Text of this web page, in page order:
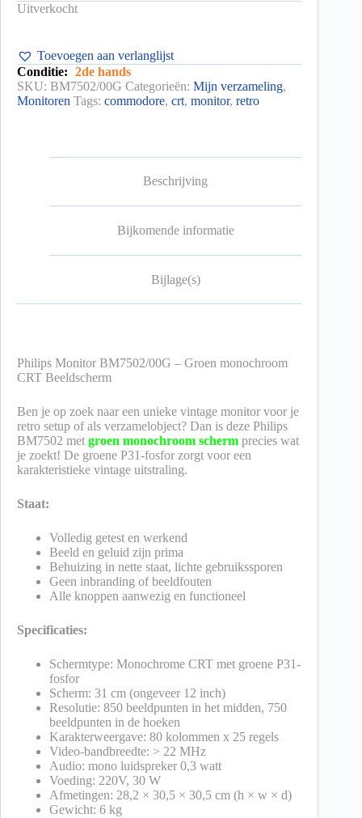
Uitverkocht
Toevoegen aan verlanglijst
Conditie: 2de hands
SKU: BM7502/00G Categorieën: Mijn verzameling,
Monitoren Tags: commodore, crt, monitor, retro
Beschrijving
Bijkomende informatie
Bijlage(s)
Philips Monitor BM7502/00G – Groen monochroom
CRT Beeldscherm
Ben je op zoek naar een unieke vintage monitor voor je
retro setup of als verzamelobject? Dan is deze Philips
BM7502 met groen monochroom scherm precies wat
je zoekt! De groene P31-fosfor zorgt voor een
karakteristieke vintage uitstraling.
Staat:
Volledig getest en werkend
Beeld en geluid zijn prima
Behuizing in nette staat, lichte gebruikssporen
Geen inbranding of beeldfouten
Alle knoppen aanwezig en functioneel
Specificaties:
Schermtype: Monochrome CRT met groene P31-
fosfor
Scherm: 31 cm (ongeveer 12 inch)
Resolutie: 850 beeldpunten in het midden, 750
beeldpunten in de hoeken
Karakterweergave: 80 kolommen x 25 regels
Video-bandbreedte: > 22 MHz
Audio: mono luidspreker 0,3 watt
Voeding: 220V, 30 W
Afmetingen: 28,2 × 30,5 × 30,5 cm (h × w × d)
Gewicht: 6 kg